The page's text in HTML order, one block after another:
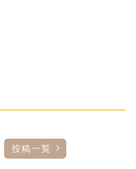
投稿一覧